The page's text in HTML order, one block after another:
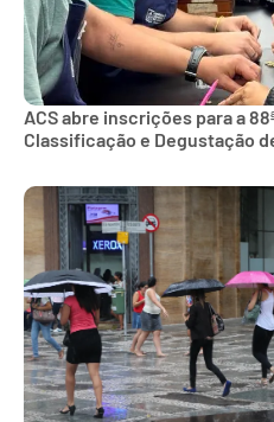
ACS abre inscrições para a
Classificação e Degustação